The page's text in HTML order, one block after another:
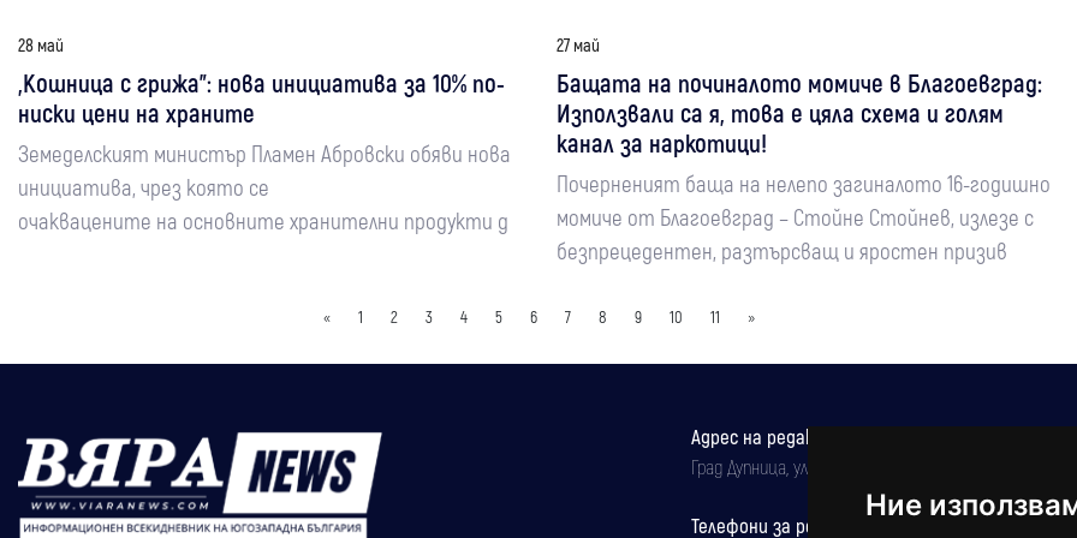
Ние
28 май
„Кошница с грижа”: нова инициатива за 10% по-
ниски цени на храните
Земеделският министър Пламен Абровски обяви нова
инициатива, чрез която се
очаквацените на основните хранителни продукти д
27 май
Бащата на починалото момиче в Благоевград:
Използвали са я, това е цяла схема и голям
канал за наркотици!
Почерненият баща на нелепо загиналото 16-годишно
момиче от Благоевград – Стойне Стойнев, излезе с
безпрецедентен, разтърсващ и яростен призив
« 1 2 3 4 5 6 7 8 9 10 11 »
Адрес на редакцията
Град Дупница, ул.''Христо Ботев" 43
Телефони за реклама и абонаменти